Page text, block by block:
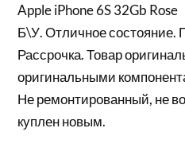
Apple iPhone 6S 32Gb Rose
Б\У. Отличное состояние.
Рассрочка. Товар
оригинальными
Не ремонтированный, не
куплен новым.